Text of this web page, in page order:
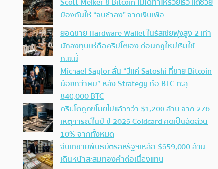
ป้องกันให้ “จนช้าลง” จากเงินเฟ้อ
ยอดขาย Hardware Wallet ในรัสเซียพุ่งสูง 2 เท่า
นักลงทุนแห่ถือคริปโตเอง ก่อนกฎใหม่เริ่มใช้
ก.ย.นี้
Michael Saylor ลั่น “มีแค่ Satoshi ที่ขาย Bitcoin
น้อยกว่าผม” หลัง Strategy ถือ BTC ทะลุ
840,000 BTC
คริปโตถูกขโมยไปแล้วกว่า $1,200 ล้าน จาก 276
เหตุการณ์ในปี ปี 2026 Coldcard คิดเป็นสัดส่วน
10% จากทั้งหมด
จีนเทขายพันธบัตรสหรัฐฯเหลือ $659,000 ล้าน
เดินหน้าสะสมทองคำต่อเนื่องแทน